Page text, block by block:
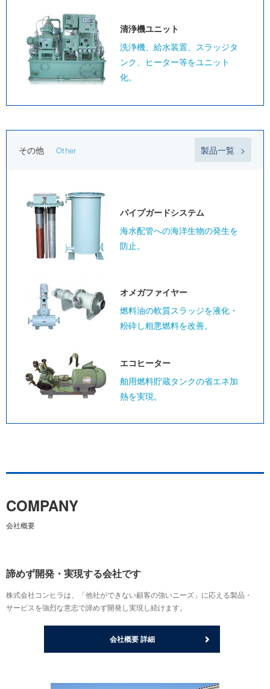
清浄機ユニット
洗浄機、給水装置、スラッジタ
ンク、ヒーター等をユニット
化。
その他 Other 製品一覧
パイプガードシステム
海水配管への海洋生物の発生を
防止。
オメガファイヤー
燃料油の軟質スラッジを液化・
粉砕し粗悪燃料を改善。
エコヒーター
舶用燃料貯蔵タンクの省エネ加
熱を実現。
COMPANY
会社概要
諦めず開発・実現する会社です
株式会社コンヒラは、「他社ができない顧客の強いニーズ」に応える製品・
サービスを強烈な意志で諦めず開発し実現し続けます。
会社概要 詳細